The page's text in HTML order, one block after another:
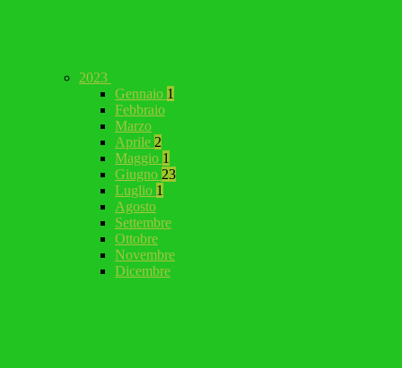
2023
Gennaio 1
Febbraio
Marzo
Aprile 2
Maggio 1
Giugno 23
Luglio 1
Agosto
Settembre
Ottobre
Novembre
Dicembre